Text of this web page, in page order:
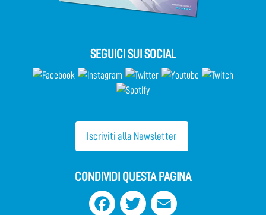
SEGUICI SUI SOCIAL
Iscriviti alla Newsletter
CONDIVIDI QUESTA PAGINA
Facebook Twitter